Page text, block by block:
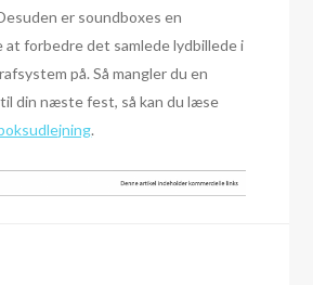
er soundboxes en
at forbedre det samlede lydbillede i
på. Så mangler du en
din næste fest, så kan du læse
.